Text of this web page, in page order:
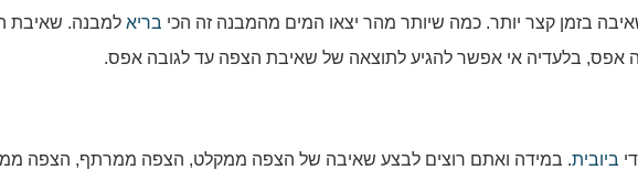
בזמן קצר יותר. כמה שיותר מהר יצאו המים מהמבנה זה הכי בריא למבנה. שאיבת
אפס, בלעדיה אי אפשר להגיע לתוצאה של שאיבת הצפה עד לגובה אפס.
ביובית. במידה ואתם רוצים לבצע שאיבה של הצפה ממקלט, הצפה ממרתף, הצפה